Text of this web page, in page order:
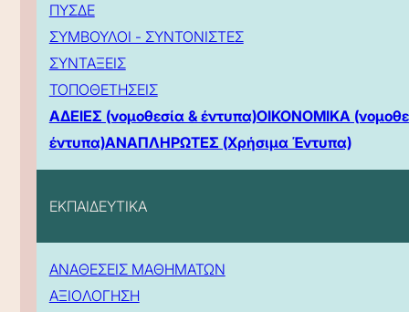
ΠΥΣΔΕ
ΣΥΜΒΟΥΛΟΙ - ΣΥΝΤΟΝΙΣΤΕΣ
ΣΥΝΤΑΞΕΙΣ
ΤΟΠΟΘΕΤΗΣΕΙΣ
ΑΔΕΙΕΣ (νομοθεσία & έντυπα)ΟΙΚΟΝΟΜΙΚΑ
έντυπα)ΑΝΑΠΛΗΡΩΤΕΣ (Χρήσιμα Έντυπα)
ΕΚΠΑΙΔΕΥΤΙΚΑ
ΑΝΑΘΕΣΕΙΣ ΜΑΘΗΜΑΤΩΝ
ΑΞΙΟΛΟΓΗΣΗ